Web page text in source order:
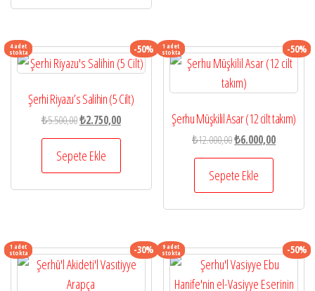
4 adet
stokta -50%
Şerhi Riyazu’s Salihin (5 Cilt)
₺5.500,00Orijinal
fiyat:
₺5.500,00.
₺2.750,00Şu
andaki
₺2.750,00.
Sepete Ekle
1 adet
stokta -50%
Şerhu Müşkilil Asar (12 cilt takım)
₺12.000,00Orijinal
fiyat:
₺12.000,00.
₺6.000,00Şu
Sepete Ekle
1 adet
stokta -30% 9 adet
stokta -50%